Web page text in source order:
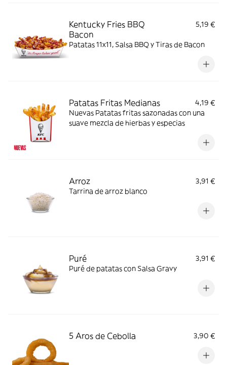
Kentucky Fries BBQ
Bacon
5,19 €
Patatas 11x11, Salsa BBQ y Tiras de Bacon
Patatas Fritas Medianas
4,19 €
Nuevas Patatas fritas sazonadas con una
suave mezcla de hierbas y especias
Arroz
3,91 €
Tarrina de arroz blanco
Puré
3,91 €
Puré de patatas con Salsa Gravy
5 Aros de Cebolla 3,90 €